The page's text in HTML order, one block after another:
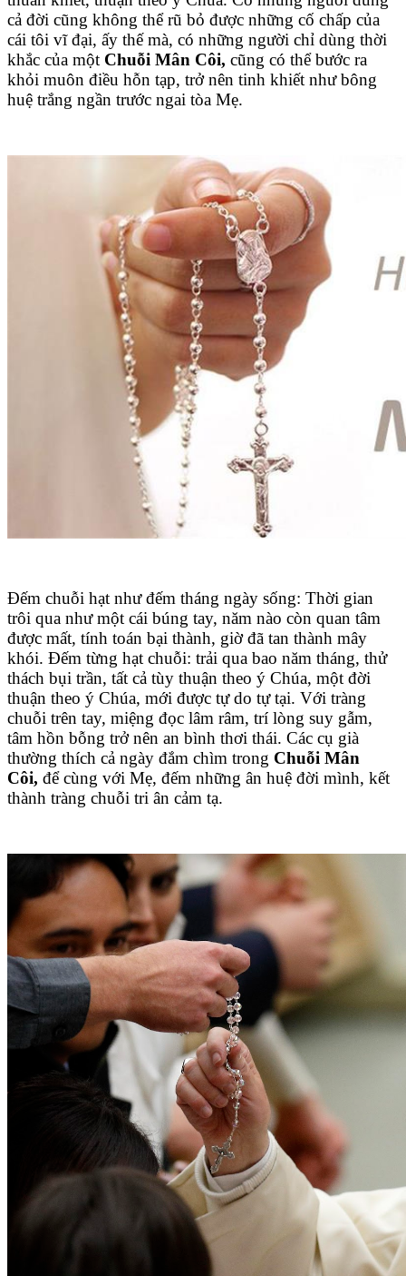
cả đời cũng không thể rũ bỏ được những cố chấp của
cái tôi vĩ đại, ấy thế mà, có những người chỉ dùng thời
khắc của một Chuỗi Mân Côi, cũng có thể bước ra
khỏi muôn điều hỗn tạp, trở nên tinh khiết như bông
huệ trắng ngần trước ngai tòa Mẹ.
Đếm chuỗi hạt như đếm tháng ngày sống: Thời gian
trôi qua như một cái búng tay, năm nào còn quan tâm
được mất, tính toán bại thành, giờ đã tan thành mây
khói. Đếm từng hạt chuỗi: trải qua bao năm tháng, thử
thách bụi trần, tất cả tùy thuận theo ý Chúa, một đời
thuận theo ý Chúa, mới được tự do tự tại. Với tràng
chuỗi trên tay, miệng đọc lâm râm, trí lòng suy gẫm,
tâm hồn bỗng trở nên an bình thơi thái. Các cụ già
thường thích cả ngày đắm chìm trong Chuỗi Mân
Côi, để cùng với Mẹ, đếm những ân huệ đời mình, kết
thành tràng chuỗi tri ân cảm tạ.